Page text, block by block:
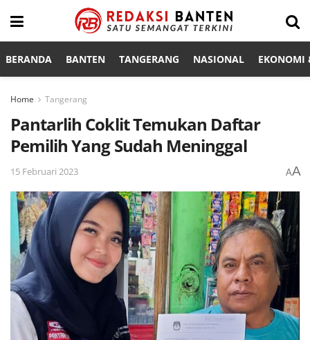
BERANDA BANTEN TANGERANG NASIONAL EKONOMI
Home Tangerang
Pantarlih Coklit Temukan Daftar
Pemilih Yang Sudah Meninggal
15 Februari 2023 AA